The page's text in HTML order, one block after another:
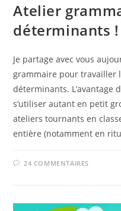
Atelier
déterminants !
Je partage avec vous
grammaire pour travailler
déterminants. L’avantage
s’utiliser autant en petit
ateliers tournants en
entière (notamment en
24 COMMENTAIRES